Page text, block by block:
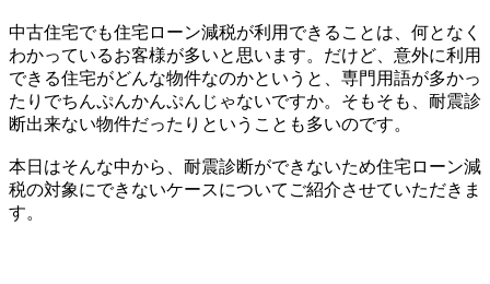
中古住宅でも住宅ローン減税が利用できることは、何となく
わかっているお客様が多いと思います。だけど、意外に利用
できる住宅がどんな物件なのかというと、専門用語が多かっ
たりでちんぷんかんぷんじゃないですか。そもそも、耐震診
断出来ない物件だったりということも多いのです。
本日はそんな中から、耐震診断ができないため住宅ローン減
税の対象にできないケースについてご紹介させていただきま
す。